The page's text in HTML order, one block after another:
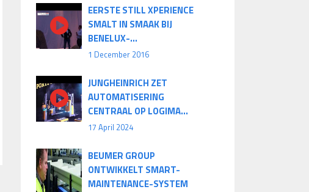
EERSTE STILL XPERIENCE
SMALT IN SMAAK BIJ
BENELUX-...
1 December 2016
JUNGHEINRICH ZET
AUTOMATISERING
CENTRAAL OP LOGIMA...
17 April 2024
BEUMER GROUP
ONTWIKKELT SMART-
MAINTENANCE-SYSTEM